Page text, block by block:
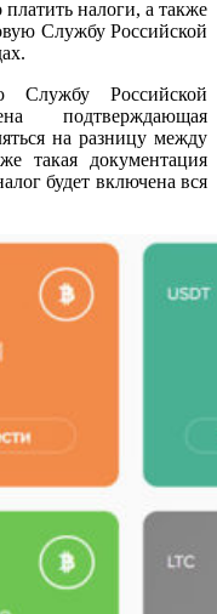
налоги, а также
Службу Российской
Службу Российской
подтверждающая
на разницу между
такая документация
будет включена вся